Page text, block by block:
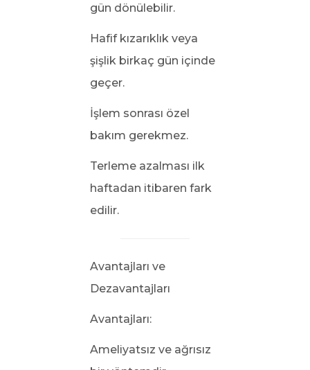
gün dönülebilir.
Hafif kızarıklık veya
şişlik birkaç gün içinde
geçer.
İşlem sonrası özel
bakım gerekmez.
Terleme azalması ilk
haftadan itibaren fark
edilir.
Avantajları ve
Dezavantajları
Avantajları:
Ameliyatsız ve ağrısız